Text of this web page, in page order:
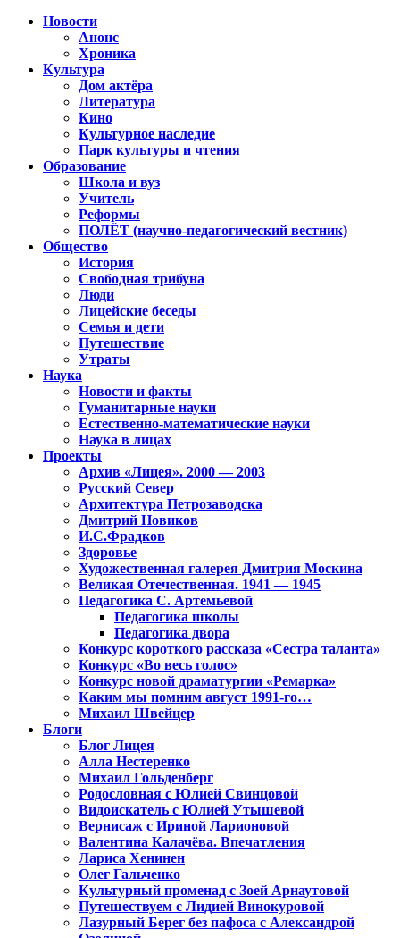
Новости
Анонс
Хроника
Культура
Дом актёра
Литература
Кино
Культурное наследие
Парк культуры и чтения
Образование
Школа и вуз
Учитель
Реформы
ПОЛЁТ (научно-педагогический вестник)
Общество
История
Свободная трибуна
Люди
Лицейские беседы
Семья и дети
Путешествие
Утраты
Наука
Новости и факты
Гуманитарные науки
Естественно-математические науки
Наука в лицах
Проекты
Архив «Лицея». 2000 — 2003
Русский Север
Архитектура Петрозаводска
Дмитрий Новиков
И.С.Фрадков
Здоровье
Художественная галерея Дмитрия Москина
Великая Отечественная. 1941 — 1945
Педагогика С. Артемьевой
Педагогика школы
Педагогика двора
Конкурс короткого рассказа «Сестра таланта»
Конкурс «Во весь голос»
Конкурс новой драматургии «Ремарка»
Каким мы помним август 1991-го…
Михаил Швейцер
Блоги
Блог Лицея
Алла Нестеренко
Михаил Гольденберг
Родословная с Юлией Свинцовой
Видоискатель с Юлией Утышевой
Вернисаж с Ириной Ларионовой
Валентина Калачёва. Впечатления
Лариса Хенинен
Олег Гальченко
Культурный променад с Зоей Арнаутовой
Путешествуем с Лидией Винокуровой
Лазурный Берег без пафоса с Александрой